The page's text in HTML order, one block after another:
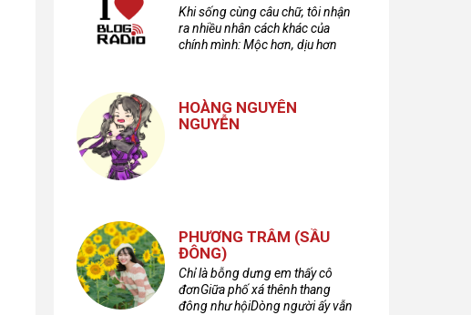
Khi sống cùng câu chữ, tôi nhận
ra nhiều nhân cách khác của
chính mình: Mộc hơn, dịu hơn
HOÀNG NGUYÊN
NGUYỄN
PHƯƠNG TRÂM (SẦU
ĐÔNG)
Chỉ là bỗng dưng em thấy cô
đơnGiữa phố xá thênh thang
đông như hộiDòng người ấy vẫn